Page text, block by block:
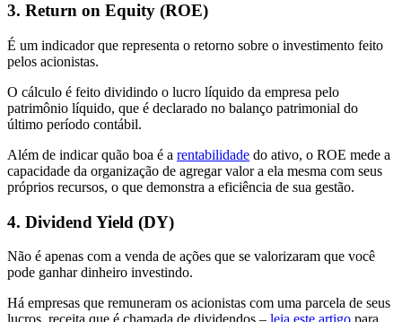
3. Return on Equity (ROE)
É um indicador que representa o retorno sobre o investimento feito
pelos acionistas.
O cálculo é feito dividindo o lucro líquido da empresa pelo
patrimônio líquido, que é declarado no balanço patrimonial do
último período contábil.
Além de indicar quão boa é a rentabilidade do ativo, o ROE mede a
capacidade da organização de agregar valor a ela mesma com seus
próprios recursos, o que demonstra a eficiência de sua gestão.
4. Dividend Yield (DY)
Não é apenas com a venda de ações que se valorizaram que você
pode ganhar dinheiro investindo.
Há empresas que remuneram os acionistas com uma parcela de seus